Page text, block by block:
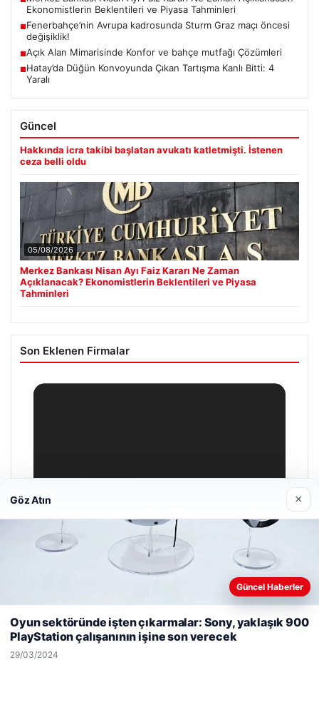
Ekonomistlerin Beklentileri ve Piyasa Tahminleri
■Fenerbahçe’nin Avrupa kadrosunda Sturm Graz maçı öncesi
değişiklik!
■Açık Alan Mimarisinde Konfor ve bahçe mutfağı Çözümleri
■Hatay’da Düğün Konvoyunda Çıkan Tartışma Kanlı Bitti: 4
Yaralı
Güncel
Hakkında icra takibi başlatan avukatı katletmişti. İstenen
ceza belli oldu
05/08/2026
Merkez Bankası Nisan Ayı Faiz Kararı Ne Zaman
Açıklanacak? Ekonomistlerin Beklentileri ve Piyasa
Tahminleri
Son Eklenen Firmalar
Enes Kaplan Avukatlık Bürosu
Web sitemizi nasıl kullandığınızı daha iyi anlayabilmek,
kullanıyoruz.Çerez Politikamız
Reddet Kabul Et
Göz Atın ×
Güncel Haberler
Oyun sektöründe işten çıkarmalar: Sony, yaklaşık 900
PlayStation çalışanının işine son verecek
29/03/2024